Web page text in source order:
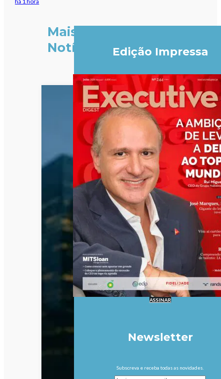
Mais
Notícias
Edição Impressa
ASSINAR
Newsletter
Subscreva e receba todas as novidades.